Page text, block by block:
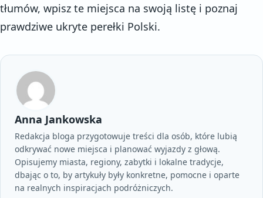
tłumów, wpisz te miejsca na swoją listę i poznaj
prawdziwe ukryte perełki Polski.
Anna Jankowska
Redakcja bloga przygotowuje treści dla osób, które lubią
odkrywać nowe miejsca i planować wyjazdy z głową.
Opisujemy miasta, regiony, zabytki i lokalne tradycje,
dbając o to, by artykuły były konkretne, pomocne i oparte
na realnych inspiracjach podróżniczych.